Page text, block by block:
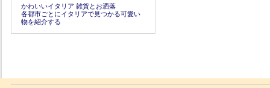
かわいいイタリア 雑貨とお洒落
各都市ごとにイタリアで見つかる可愛い
物を紹介する